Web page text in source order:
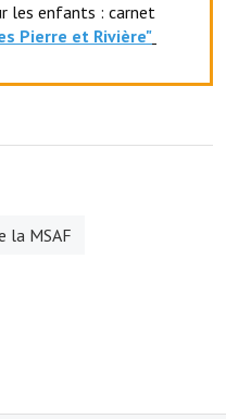
volontaires
les enfants : carnet
Pierre et Rivière"
la MSAF